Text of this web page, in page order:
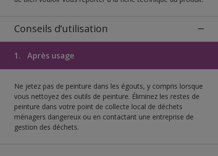
Conseils d’utilisation
1. Après usage
Ne jetez pas de peinture dans les égouts, y compris lorsque
vous nettoyez des outils de peinture. Éliminez les restes de
peinture dans votre point de collecte local de déchets
ménagers dangereux ou en contactant une entreprise de
gestion des déchets.